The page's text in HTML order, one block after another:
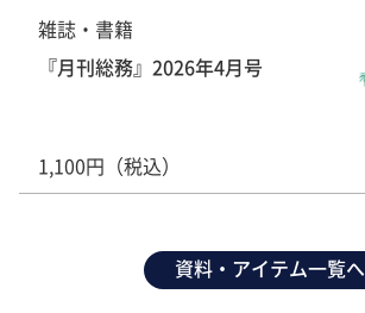
雑誌・書籍
『月刊総務』2026年4月号
1,100円（税込）
資料・アイテム一覧へ